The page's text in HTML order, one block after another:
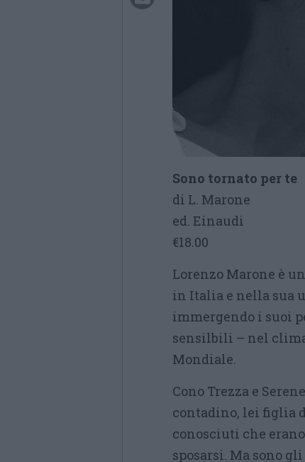
Sono tornato per te
di L. Marone
ed. Einaudi
€18.00
Lorenzo Marone è
in Italia e nella sua
immergendo i suoi
sensilbili – nel
Mondiale.
Cono Trezza e
contadino, lei figlia
conosciuti che
sposarsi. Ma sono